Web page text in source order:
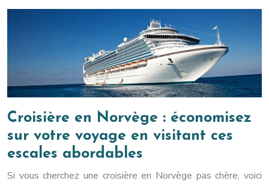
Croisière en Norvège : économisez
sur votre voyage en visitant ces
escales abordables
Si vous cherchez une croisière en Norvège pas chère, voici